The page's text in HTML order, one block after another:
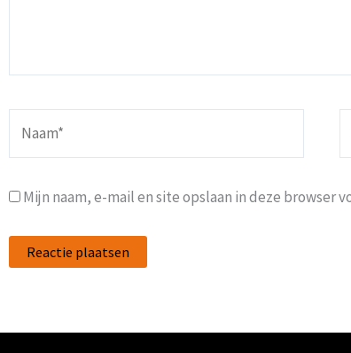
Mijn naam, e-mail en site opslaan in deze browser